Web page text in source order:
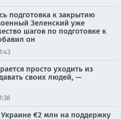
подготовка к закрытию
Зеленский уже
шагов по подготовке к
он
просто уходить из
своих людей, —
€2 млн на поддержку